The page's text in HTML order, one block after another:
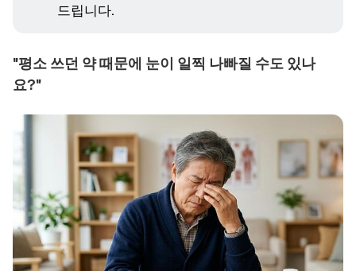
드립니다.
"평소 쓰던 약 때문에 눈이 일찍 나빠질 수도 있나
요?"